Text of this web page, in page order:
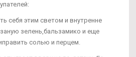
себя этим светом и внутренне
зелень,бальзамико и еще
солью и перцем.